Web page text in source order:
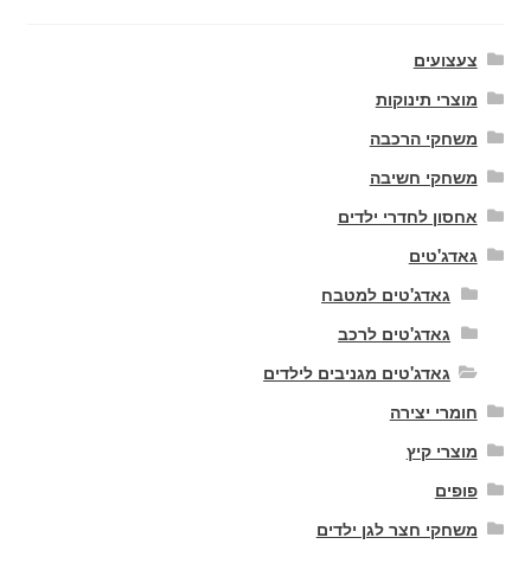
צעצועים
מוצרי תינוקות
משחקי הרכבה
משחקי חשיבה
אחסון לחדרי ילדים
גאדג'טים
גאדג'טים למטבח
גאדג'טים לרכב
גאדג'טים מגניבים לילדים
חומרי יצירה
מוצרי קיץ
פופים
משחקי חצר לגן ילדים